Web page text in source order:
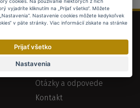
Obchodné podmienky
osobných údajov
Otázky a odpovede
Kontakt
vyjadríte kliknutím na „Prijať všetko“. Môžete
Nastavenie cookies môžete kedykoľvek
v päte stránky. Viac informácií získate na stránke
Prijať všetko
Nastavenia